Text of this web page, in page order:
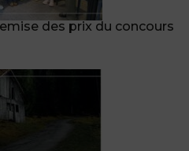
des prix du concours